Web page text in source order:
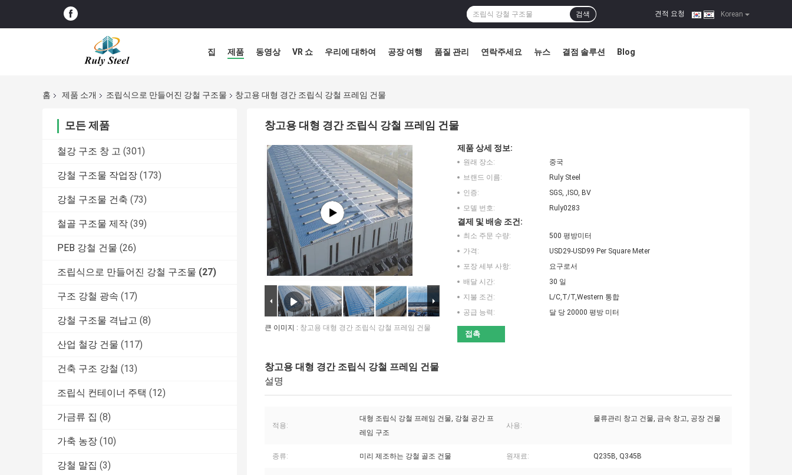
Korean
견적 요청 |
검색
집 제품 동영상 VR 쇼 우리에 대하여 공장 여행 품질 관리 연락주세요 뉴스 결점 솔루션 Blog
홈 제품 소개 조립식으로 만들어진 강철 구조물 창고용 대형 경간 조립식 강철 프레임 건물
모든 제품
철강 구조 창 고 (301)
강철 구조물 작업장 (173)
강철 구조물 건축 (73)
철골 구조물 제작 (39)
PEB 강철 건물 (26)
조립식으로 만들어진 강철 구조물 (27)
구조 강철 광속 (17)
강철 구조물 격납고 (8)
산업 철강 건물 (117)
건축 구조 강철 (13)
조립식 컨테이너 주택 (12)
가금류 집 (8)
가축 농장 (10)
강철 말집 (3)
창고용 대형 경간 조립식 강철 프레임 건물
큰 이미지 : 창고용 대형 경간 조립식 강철 프레임 건물
제품 상세 정보:
원래 장소:
중국
브랜드 이름:
Ruly Steel
인증:
SGS, ,ISO, BV
모델 번호:
Ruly0283
결제 및 배송 조건:
최소 주문 수량:
500 평방미터
가격:
USD29-USD99 Per Square Meter
포장 세부 사항:
요구로서
배달 시간:
30 일
지불 조건:
L/C,T/T,Western 통합
공급 능력:
달 당 20000 평방 미터
접촉
창고용 대형 경간 조립식 강철 프레임 건물
설명
적용:
대형 조립식 강철 프레임 건물, 강철 공간 프
레임 구조
사용:
물류관리 창고 건물, 금속 창고, 공장 건물
종류: 미리 제조하는 강철 골조 건물 원재료: Q235B, Q345B